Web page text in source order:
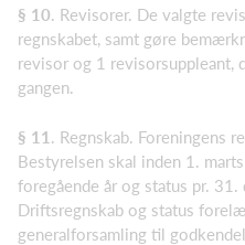
§ 10. Revisorer. De valgte
regnskabet, samt gøre
revisor og 1 revisorsuppleant,
gangen.
§ 11
. Regnskab. Foreningens
Bestyrelsen skal inden 1.
foregående år og status pr. 31.
Driftsregnskab og status
generalforsamling til